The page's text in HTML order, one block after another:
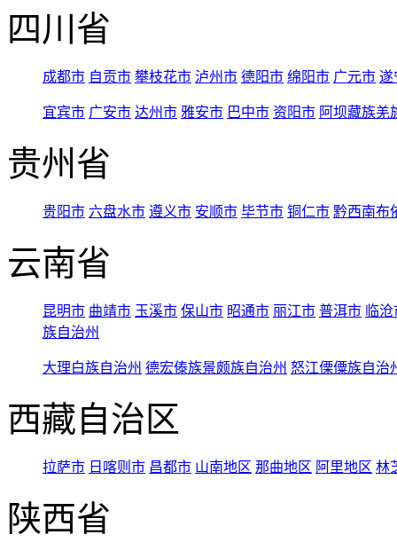
四川省
成都市 自贡市 攀枝花市 泸州市 德阳市 绵阳市 广元市 遂
宜宾市 广安市 达州市 雅安市 巴中市 资阳市 阿坝藏族羌
贵州省
贵阳市 六盘水市 遵义市 安顺市 毕节市 铜仁市 黔西南布
云南省
昆明市 曲靖市 玉溪市 保山市 昭通市 丽江市 普洱市 临
族自治州
大理白族自治州 德宏傣族景颇族自治州 怒江傈僳族自治
西藏自治区
拉萨市 日喀则市 昌都市 山南地区 那曲地区 阿里地区 林
陕西省